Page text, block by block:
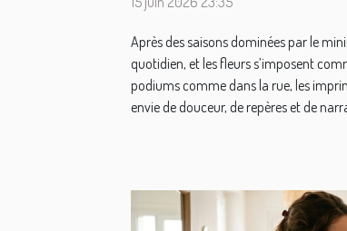
Après des saisons dominées par le
quotidien, et les fleurs s’imposent
podiums comme dans la rue, les
envie de douceur, de repères et de